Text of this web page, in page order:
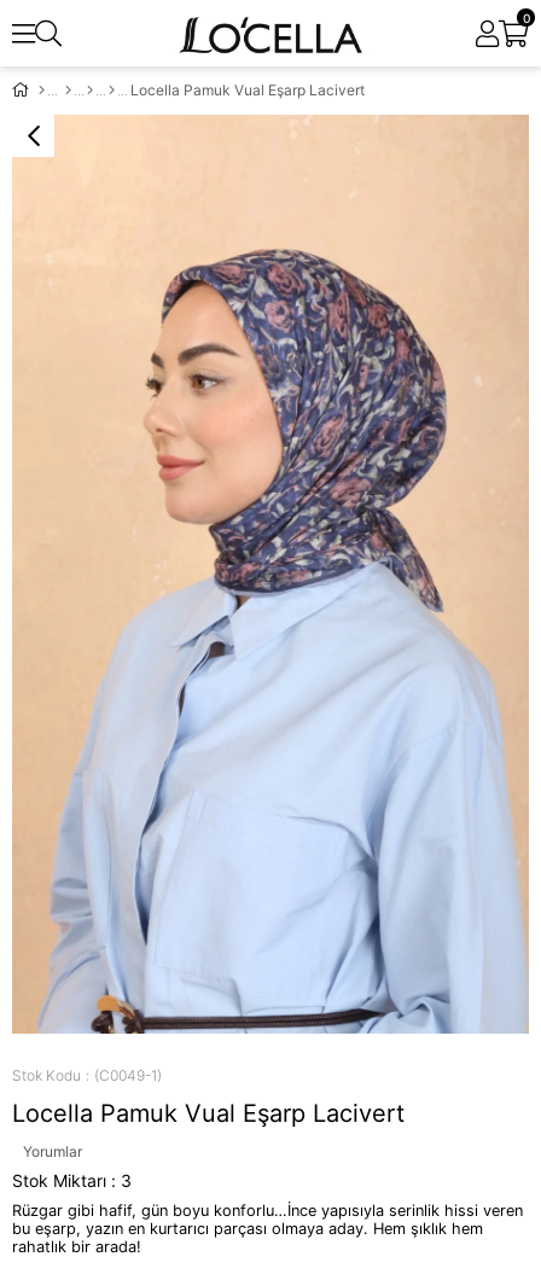
0
Locella Pamuk Vual Eşarp Lacivert
Stok Kodu (C0049-1)
Locella Pamuk Vual Eşarp Lacivert
Yorumlar
Stok Miktarı : 3
Rüzgar gibi hafif, gün boyu konforlu…İnce yapısıyla serinlik hissi veren
bu eşarp, yazın en kurtarıcı parçası olmaya aday. Hem şıklık hem
rahatlık bir arada!